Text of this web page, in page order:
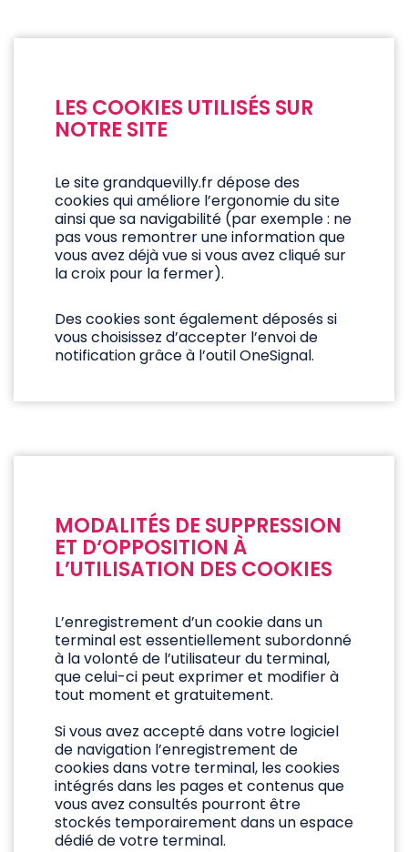
LES COOKIES UTILISÉS SUR
NOTRE SITE
Le site grandquevilly.fr dépose des
cookies qui améliore l’ergonomie du site
ainsi que sa navigabilité (par exemple : ne
pas vous remontrer une information que
vous avez déjà vue si vous avez cliqué sur
la croix pour la fermer).
Des cookies sont également déposés si
vous choisissez d’accepter l’envoi de
notification grâce à l’outil OneSignal.
MODALITÉS DE SUPPRESSION
ET D‘OPPOSITION À
L’UTILISATION DES COOKIES
L’enregistrement d’un cookie dans un
terminal est essentiellement subordonné
à la volonté de l’utilisateur du terminal,
que celui-ci peut exprimer et modifier à
tout moment et gratuitement.
Si vous avez accepté dans votre logiciel
de navigation l’enregistrement de
cookies dans votre terminal, les cookies
intégrés dans les pages et contenus que
vous avez consultés pourront être
stockés temporairement dans un espace
dédié de votre terminal.